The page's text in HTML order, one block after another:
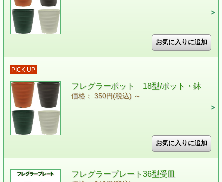
PICK UP
フレグラーポット 18型/ポット・鉢
価格： 350円(税込) ～
フレグラープレート36型受皿